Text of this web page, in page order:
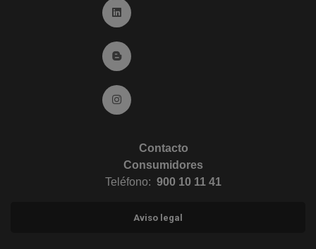
Ir a Linkedin (abre en ventana nueva)
Ir al Blog (abre en ventana nueva)
Ir a Instagram (abre en ventana nueva)
Contacto
Consumidores
Teléfono: 900 10 11 41
Aviso legal